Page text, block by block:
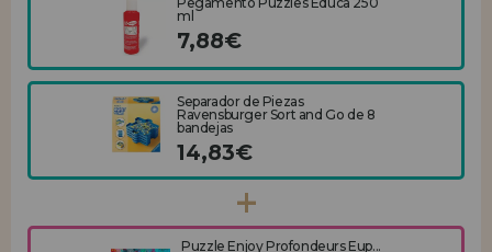
ml
7,88€
Separador de Piezas
Ravensburger Sort and Go de 8
bandejas
14,83€
Puzzle Enjoy Profondeurs Eup...